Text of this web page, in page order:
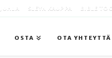
SLEYN KAUPPA BIBLE
OSTA OTA YHTEYTTÄ